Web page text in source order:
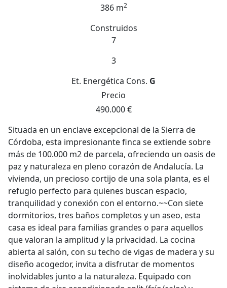
386 m2
Construidos
7
3
Et. Energética Cons. G
Precio
490.000 €
Situada en un enclave excepcional de la Sierra de
Córdoba, esta impresionante finca se extiende sobre
más de 100.000 m2 de parcela, ofreciendo un oasis de
paz y naturaleza en pleno corazón de Andalucía. La
vivienda, un precioso cortijo de una sola planta, es el
refugio perfecto para quienes buscan espacio,
tranquilidad y conexión con el entorno.~~Con siete
dormitorios, tres baños completos y un aseo, esta
casa es ideal para familias grandes o para aquellos
que valoran la amplitud y la privacidad. La cocina
abierta al salón, con su techo de vigas de madera y su
diseño acogedor, invita a disfrutar de momentos
inolvidables junto a la naturaleza. Equipado con